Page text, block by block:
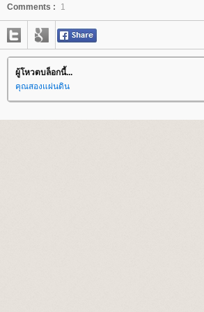
Comments :
1
ผู้โหวตบล็อกนี้...
คุณสองแผ่นดิน